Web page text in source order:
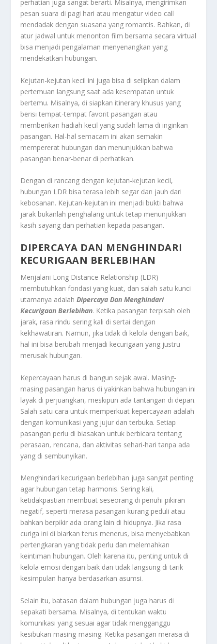
perhatian juga sangat berarti. Misalnya, mengirimkan
pesan suara di pagi hari atau mengatur video call
mendadak dengan suasana yang romantis. Bahkan, di
atur jadwal untuk menonton film bersama secara virtual
bisa menjadi pengalaman menyenangkan yang
mendekatkan hubungan.
Kejutan-kejutan kecil ini juga bisa di selipkan dalam
pertemuan langsung saat ada kesempatan untuk
bertemu. Misalnya, di siapkan itinerary khusus yang
berisi tempat-tempat favorit pasangan atau
memberikan hadiah kecil yang sudah lama di inginkan
pasangan. Hal-hal semacam ini akan semakin
mempererat hubungan dan menunjukkan bahwa
pasangan benar-benar di perhatikan.
Dengan di rancang dengan kejutan-kejutan kecil,
hubungan LDR bisa terasa lebih segar dan jauh dari
kebosanan. Kejutan-kejutan ini menjadi bukti bahwa
jarak bukanlah penghalang untuk tetap menunjukkan
kasih sayang dan perhatian kepada pasangan.
DIPERCAYA DAN MENGHINDARI
KECURIGAAN BERLEBIHAN
Menjalani Long Distance Relationship (LDR)
membutuhkan fondasi yang kuat, dan salah satu kunci
utamanya adalahDipercaya Dan Menghindari
Kecurigaan Berlebihan. Ketika pasangan terpisah oleh
jarak, rasa rindu sering kali di sertai dengan
kekhawatiran. Namun, jika tidak di kelola dengan baik,
hal ini bisa berubah menjadi kecurigaan yang justru
merusak hubungan.
Kepercayaan harus di bangun sejak awal. Masing-
masing pasangan harus di yakinkan bahwa hubungan ini
layak di perjuangkan, meskipun ada tantangan di depan.
Salah satu cara untuk memperkuat kepercayaan adalah
dengan komunikasi yang jujur dan terbuka. Setiap
pasangan perlu di biasakan untuk berbicara tentang
perasaan, rencana, dan aktivitas sehari-hari tanpa ada
yang di sembunyikan.
Menghindari kecurigaan berlebihan juga sangat penting
agar hubungan tetap harmonis. Sering kali,
ketidakpastian membuat seseorang di penuhi pikiran
negatif, seperti merasa pasangan kurang peduli atau
bahkan berpikir ada orang lain di hidupnya. Jika rasa
curiga ini di biarkan terus menerus, bisa menyebabkan
pertengkaran yang tidak perlu dan melemahkan
keintiman hubungan. Oleh karena itu, penting untuk di
kelola emosi dengan baik dan tidak langsung di tarik
kesimpulan hanya berdasarkan asumsi.
Selain itu, batasan dalam hubungan juga harus di
sepakati bersama. Misalnya, di tentukan waktu
komunikasi yang sesuai agar tidak mengganggu
kesibukan masing-masing. Ketika pasangan merasa di